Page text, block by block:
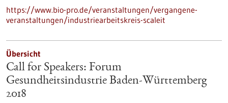
https://www.bio-pro.de/veranstaltungen/vergangene-
veranstaltungen/industriearbeitskreis-scaleit
Übersicht
Call for Speakers: Forum
Gesundheitsindustrie Baden-Württemberg
2018